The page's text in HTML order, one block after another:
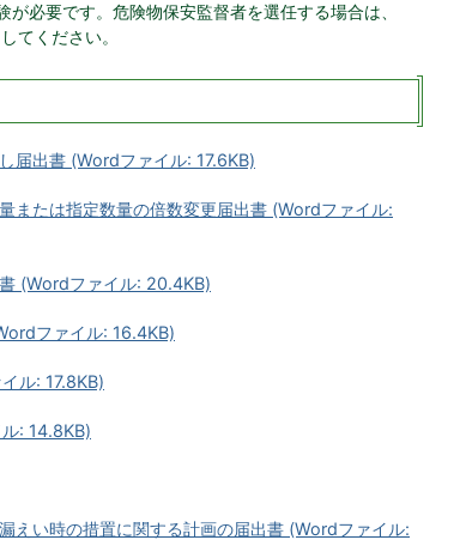
必要です。危険物保安監督者を選任する場合は、
てください。
届出書 (Wordファイル: 17.6KB)
または指定数量の倍数変更届出書 (Wordファイル:
(Wordファイル: 20.4KB)
ファイル: 16.4KB)
ル: 17.8KB)
: 14.8KB)
えい時の措置に関する計画の届出書 (Wordファイル: